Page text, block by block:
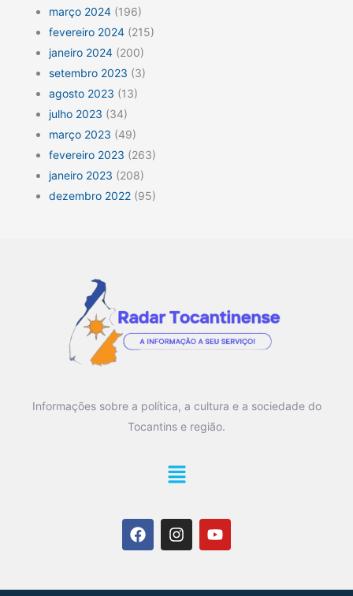
março 2024 (196)
fevereiro 2024 (215)
janeiro 2024 (200)
setembro 2023 (3)
agosto 2023 (13)
julho 2023 (34)
março 2023 (49)
fevereiro 2023 (263)
janeiro 2023 (208)
dezembro 2022 (95)
Informações sobre a política, a cultura e a sociedade do
Tocantins e região.
Main
F
a
b
I
n
a
Y
o
u